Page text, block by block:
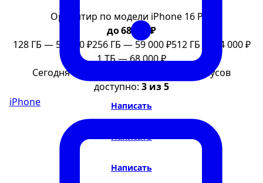
iPhone
Ориентир по модели iPhone 16 Pro
до 68 000 ₽
128 ГБ — 55 000 ₽256 ГБ — 59 000 ₽512 ГБ — 64 000 ₽
1 ТБ — 68 000 ₽
Сегодня выкуплено
. Бонусов
доступно: 3 из 5
Написать
Написать
Написать